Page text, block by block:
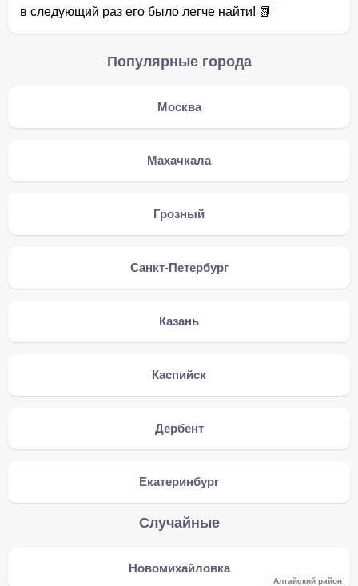
в следующий раз его было легче найти! 📗
Популярные города
Москва
Махачкала
Грозный
Санкт-Петербург
Казань
Каспийск
Дербент
Екатеринбург
Случайные
Новомихайловка
Алтайский район